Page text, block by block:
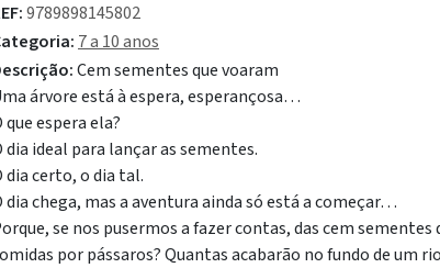
9789898145802
7 a 10 anos
Cem sementes que voaram
árvore está à espera, esperançosa…
que espera ela?
dia ideal para lançar as sementes.
dia certo, o dia tal.
dia chega, mas a aventura ainda só está a começar…
se nos pusermos a fazer contas, das cem
por pássaros? Quantas acabarão no fundo de um